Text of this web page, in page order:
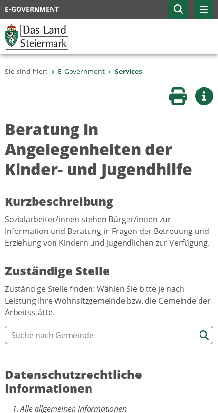
E-GOVERNMENT
Sie sind hier: E-Government Services
Seite
Beratung in
Angelegenheiten der
Kinder- und Jugendhilfe
Kurzbeschreibung
Sozialarbeiter/innen stehen Bürger/innen zur
Information und Beratung in Fragen der Betreuung und
Erziehung von Kindern und Jugendlichen zur Verfügung.
Zuständige Stelle
Zuständige Stelle finden: Wählen Sie bitte je nach
Leistung Ihre Wohnsitzgemeinde bzw. die Gemeinde der
Arbeitsstätte.
Datenschutzrechtliche
Informationen
Alle allgemeinen Informationen